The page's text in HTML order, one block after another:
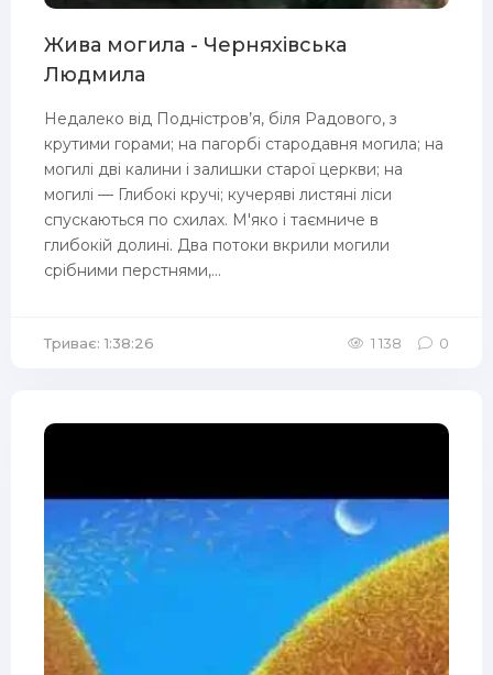
Жива могила - Черняхівська
Людмила
Недалеко від Подністров’я, біля Радового, з
крутими горами; на пагорбі стародавня могила; на
могилі дві калини і залишки старої церкви; на
могилі — Глибокі кручі; кучеряві листяні ліси
спускаються по схилах. М'яко і таємниче в
глибокій долині. Два потоки вкрили могили
срібними перстнями,...
Триває: 1:38:26 1 138 0